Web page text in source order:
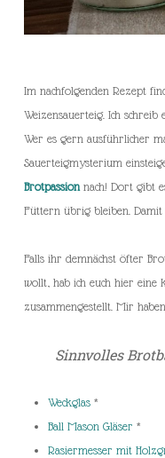
Im nachfolgenden Rezept
Weizensauerteig. Ich
Wer es gern ausführlicher
Sauerteigmysterium
Brotpassion nach! Dort gibt
Füttern übrig bleiben. Damit
Falls ihr demnächst öfter
wollt, hab ich euch hier eine
zusammengestellt. Mir
Sinnvolles
Weckglas *
Ball Mason Gläser *
Rasiermesser mit